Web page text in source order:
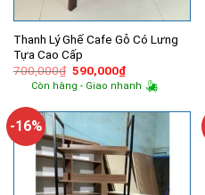
Thanh Lý Ghế Cafe Gỗ Có Lưng
Tựa Cao Cấp
700,000₫ Giá
gốc
là:
590,000₫Giá
hiện
tại
590,000₫.
Còn hàng - Giao nhanh
-16%